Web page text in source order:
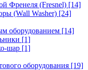
Френеля (Fresnel) [14]
(Wall Washer) [24]
оборудованием [14]
[1]
шар [1]
оборудования [19]